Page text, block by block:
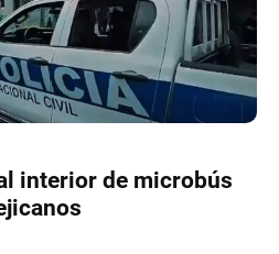
interior de microbús